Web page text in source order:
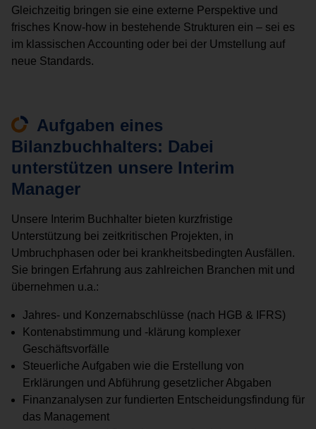
Gleichzeitig bringen sie eine externe Perspektive und
frisches Know-how in bestehende Strukturen ein – sei es
im klassischen Accounting oder bei der Umstellung auf
neue Standards.
Aufgaben eines
Bilanzbuchhalters: Dabei
unterstützen unsere Interim
Manager
Unsere Interim Buchhalter bieten kurzfristige
Unterstützung bei zeitkritischen Projekten, in
Umbruchphasen oder bei krankheitsbedingten Ausfällen.
Sie bringen Erfahrung aus zahlreichen Branchen mit und
übernehmen u.a.:
Jahres- und Konzernabschlüsse (nach HGB & IFRS)
Kontenabstimmung und -klärung komplexer
Geschäftsvorfälle
Steuerliche Aufgaben wie die Erstellung von
Erklärungen und Abführung gesetzlicher Abgaben
Finanzanalysen zur fundierten Entscheidungsfindung für
das Management